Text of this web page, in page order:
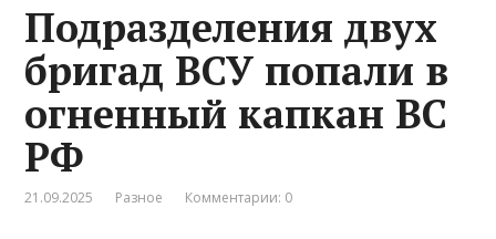
Подразделения двух
бригад ВСУ попали в
огненный капкан ВС
РФ
21.09.2025 Разное Комментарии: 0